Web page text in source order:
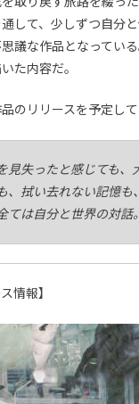
して、少しずつ自分
議な作品となってい
た内容だ。
のリリースを予定し
見失ったと感じても、
、拭い去れない記憶も
ては自分と世界の対話。
情報】